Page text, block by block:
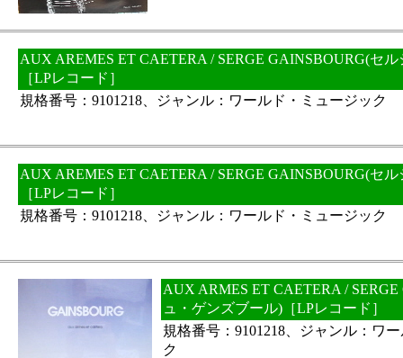
AUX AREMES ET CAETERA / SERGE GAINSBOURG(セ
［LPレコード］
規格番号：9101218、ジャンル：ワールド・ミュージック
AUX AREMES ET CAETERA / SERGE GAINSBOURG(セ
［LPレコード］
規格番号：9101218、ジャンル：ワールド・ミュージック
AUX ARMES ET CAETERA /
ュ・ゲンズブール)［LPレコード］
規格番号：9101218、ジャンル：ワ
ク